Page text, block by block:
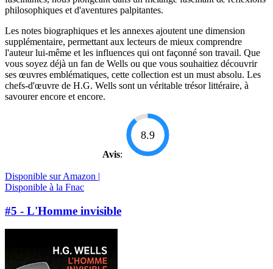
philosophiques et d'aventures palpitantes.
Les notes biographiques et les annexes ajoutent une dimension
supplémentaire, permettant aux lecteurs de mieux comprendre
l'auteur lui-même et les influences qui ont façonné son travail. Que
vous soyez déjà un fan de Wells ou que vous souhaitiez découvrir
ses œuvres emblématiques, cette collection est un must absolu. Les
chefs-d'œuvre de H.G. Wells sont un véritable trésor littéraire, à
savourer encore et encore.
Avis:
8.9
Disponible sur Amazon |
Disponible à la Fnac
#5 - L'Homme invisible